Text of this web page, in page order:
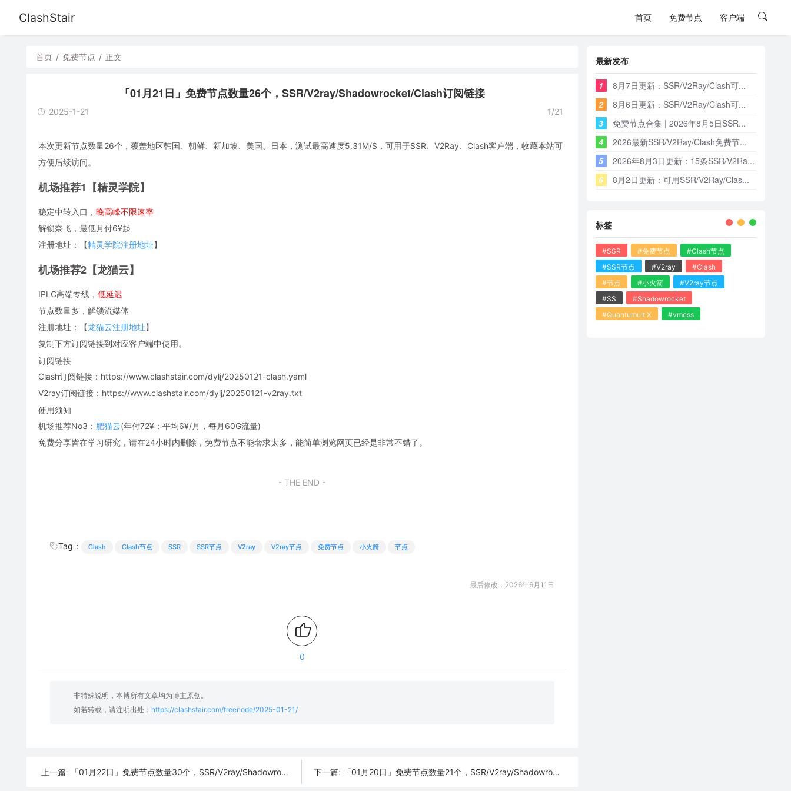
ClashStair 首页 免费节点 客户端
首页 / 免费节点 / 正文
「01月21日」免费节点数量26个，SSR/V2ray/Shadowrocket/Clash订阅链接
2025-1-21 1/21
本次更新节点数量26个，覆盖地区韩国、朝鲜、新加坡、美国、日本，测试最高速度5.31M/S，可用于SSR、V2Ray、Clash客户端，收藏本站可
方便后续访问。
机场推荐1【精灵学院】
稳定中转入口， 晚高峰不限速率
解锁奈飞，最低月付6¥起
注册地址：【精灵学院注册地址】
机场推荐2【龙猫云】
IPLC高端专线， 低延迟
节点数量多，解锁流媒体
注册地址：【龙猫云注册地址】
复制下方订阅链接到对应客户端中使用。
订阅链接
Clash订阅链接：https://www.clashstair.com/dylj/20250121-clash.yaml
V2ray订阅链接：https://www.clashstair.com/dylj/20250121-v2ray.txt
使用须知
机场推荐No3： 肥猫云(年付72¥：平均6¥/月，每月60G流量)
免费分享皆在学习研究，请在24小时内删除，免费节点不能奢求太多，能简单浏览网页已经是非常不错了。
- THE END -
Tag： Clash Clash节点 SSR SSR节点 V2ray V2ray节点 免费节点 小火箭 节点
最后修改：2026年6月11日
0
非特殊说明，本博所有文章均为博主原创。
如若转载，请注明出处： https://clashstair.com/freenode/2025-01-21/
上一篇: 「01月22日」免费节点数量30个，SSR/V2ray/Shadowrocket/Clash订阅链接 下一篇: 「01月20日」免费节点数量21个，SSR/V2ray/Shadowrocket/Clash订阅链接
最新发布
1
8月7日更新：SSR/V2Ray/Clash可...
2
8月6日更新：SSR/V2Ray/Clash可...
3
免费节点合集 | 2026年8月5日SSR...
4
2026最新SSR/V2Ray/Clash免费节...
5
2026年8月3日更新：15条SSR/V2Ra...
6
8月2日更新：可用SSR/V2Ray/Clas...
标签
#SSR #免费节点
#Clash节点
#SSR节点
#V2ray
#Clash
#节点
#小火箭
#V2ray节点
#SS
#Shadowrocket
#Quantumult X
#vmess